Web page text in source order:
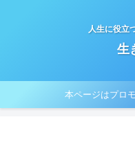
人生に役立
生
本ページはプロ